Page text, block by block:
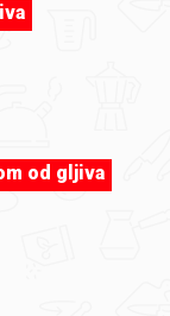
od gljiva